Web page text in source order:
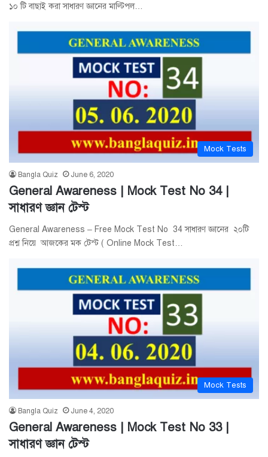
১০ টি বাছাই করা সাধারণ জ্ঞানের মাল্টিপল…
Mock Tests
Bangla Quiz June 6, 2020
General Awareness | Mock Test No 34 |
সাধারণ জ্ঞান টেস্ট
General Awareness – Free Mock Test No 34 সাধারণ জ্ঞানের ২০টি
প্রশ্ন নিয়ে আজকের মক টেস্ট ( Online Mock Test…
Mock Tests
Bangla Quiz June 4, 2020
General Awareness | Mock Test No 33 |
সাধারণ জ্ঞান টেস্ট